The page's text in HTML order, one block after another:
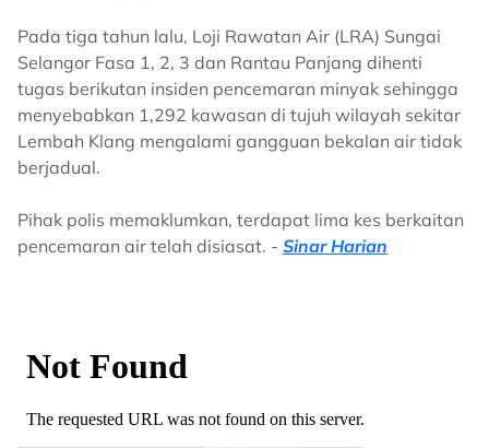
Pada tiga tahun lalu, Loji Rawatan Air (LRA) Sungai
Selangor Fasa 1, 2, 3 dan Rantau Panjang dihenti
tugas berikutan insiden pencemaran minyak sehingga
menyebabkan 1,292 kawasan di tujuh wilayah sekitar
Lembah Klang mengalami gangguan bekalan air tidak
berjadual.
Pihak polis memaklumkan, terdapat lima kes berkaitan
pencemaran air telah disiasat. - Sinar Harian